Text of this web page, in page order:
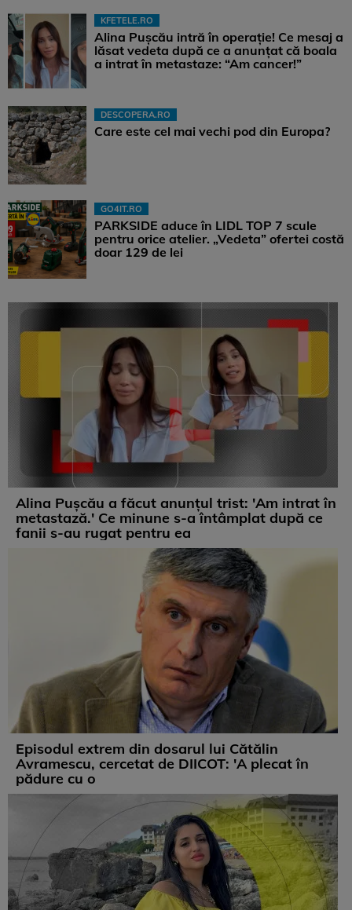
KFETELE.RO
Alina Pușcău intră în operație! Ce mesaj a
lăsat vedeta după ce a anunțat că boala
a intrat în metastaze: “Am cancer!”
DESCOPERA.RO
Care este cel mai vechi pod din Europa?
GO4IT.RO
PARKSIDE aduce în LIDL TOP 7 scule
pentru orice atelier. „Vedeta” ofertei costă
doar 129 de lei
Alina Pușcău a făcut anunțul trist: 'Am intrat în
metastază.' Ce minune s-a întâmplat după ce
fanii s-au rugat pentru ea
Episodul extrem din dosarul lui Cătălin
Avramescu, cercetat de DIICOT: 'A plecat în
pădure cu o